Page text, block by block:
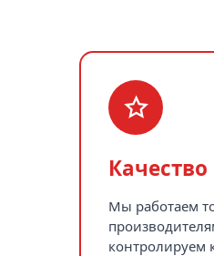
Качество
Мы работаем
контролируем